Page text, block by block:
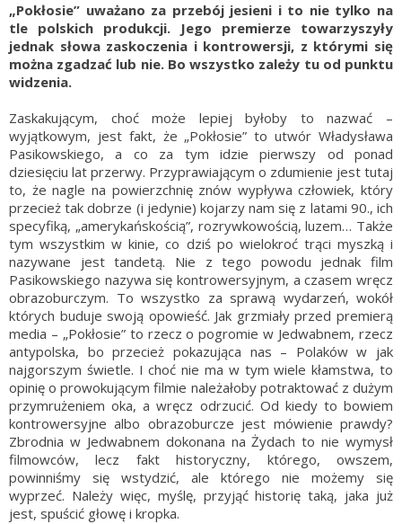
„Pokłosie” uważano za przebój jesieni i to nie tylko na
tle polskich produkcji. Jego premierze towarzyszyły
jednak słowa zaskoczenia i kontrowersji, z którymi się
można zgadzać lub nie. Bo wszystko zależy tu od punktu
widzenia.
Zaskakującym, choć może lepiej byłoby to nazwać –
wyjątkowym, jest fakt, że „Pokłosie” to utwór Władysława
Pasikowskiego, a co za tym idzie pierwszy od ponad
dziesięciu lat przerwy. Przyprawiającym o zdumienie jest tutaj
to, że nagle na powierzchnię znów wypływa człowiek, który
przecież tak dobrze (i jedynie) kojarzy nam się z latami 90., ich
specyfiką, „amerykańskością”, rozrywkowością, luzem… Także
tym wszystkim w kinie, co dziś po wielokroć trąci myszką i
nazywane jest tandetą. Nie z tego powodu jednak film
Pasikowskiego nazywa się kontrowersyjnym, a czasem wręcz
obrazoburczym. To wszystko za sprawą wydarzeń, wokół
których buduje swoją opowieść. Jak grzmiały przed premierą
media – „Pokłosie” to rzecz o pogromie w Jedwabnem, rzecz
antypolska, bo przecież pokazująca nas – Polaków w jak
najgorszym świetle. I choć nie ma w tym wiele kłamstwa, to
opinię o prowokującym filmie należałoby potraktować z dużym
przymrużeniem oka, a wręcz odrzucić. Od kiedy to bowiem
kontrowersyjne albo obrazoburcze jest mówienie prawdy?
Zbrodnia w Jedwabnem dokonana na Żydach to nie wymysł
filmowców, lecz fakt historyczny, którego, owszem,
powinniśmy się wstydzić, ale którego nie możemy się
wyprzeć. Należy więc, myślę, przyjąć historię taką, jaka już
jest, spuścić głowę i kropka.